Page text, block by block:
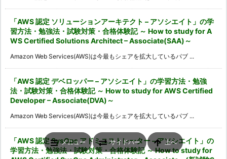
「AWS 認定 ソリューションアーキテクト – アソシエイト」の学
習方法・勉強法・試験対策・合格体験記 ～ How to study for A
WS Certified Solutions Architect – Associate(SAA)～
Amazon Web Services(AWS)は今最もシェアを拡大しているパブ ...
「AWS 認定 デベロッパー – アソシエイト」の学習方法・勉強
法・試験対策・合格体験記 ～ How to study for AWS Certified
Developer – Associate(DVA)～
Amazon Web Services(AWS)は今最もシェアを拡大しているパブ ...
「AWS 認定 SysOps アドミニストレーター – アソシエイト」の
学習方法・勉強法・試験対策・合格体験記 ～ How to study for
メニュー サイドバー 上へ